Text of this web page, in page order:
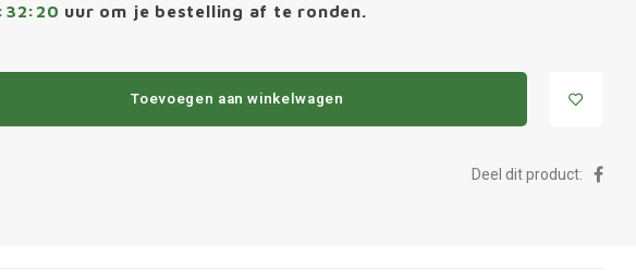
uur om je bestelling af te ronden.
Toevoegen aan winkelwagen
Deel dit product: